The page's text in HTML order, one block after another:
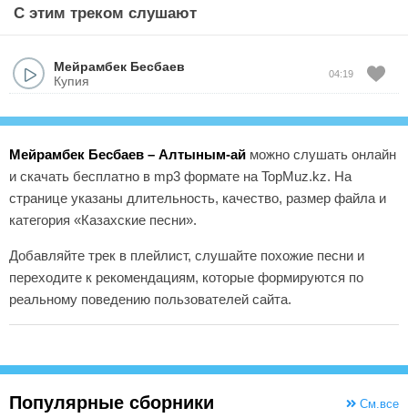
С этим треком слушают
Мейрамбек Бесбаев
Купия
04:19
Мейрамбек Бесбаев – Алтыным-ай можно слушать онлайн
и скачать бесплатно в mp3 формате на TopMuz.kz. На
странице указаны длительность, качество, размер файла и
категория «Казахские песни».
Добавляйте трек в плейлист, слушайте похожие песни и
переходите к рекомендациям, которые формируются по
реальному поведению пользователей сайта.
Популярные сборники См.все